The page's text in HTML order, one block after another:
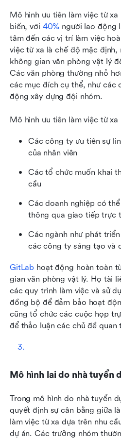
Mô hình ưu tiên làm việc từ
biến, với 40% người lao động
tâm đến các vị trí làm việc
việc từ xa là chế độ mặc
không gian văn phòng vật lý
Các văn phòng thường nhỏ
các mục đích cụ thể, như các
động xây dựng đội nhóm.
Mô hình ưu tiên làm việc từ
Các công ty ưu tiên sự
của nhân viên
Các tổ chức muốn khai
cầu
Các doanh nghiệp có
thông qua giao tiếp trực
Các ngành như phát
các công ty sáng tạo và
GitLab hoạt động hoàn toàn
gian văn phòng vật lý. Họ tài
các quy trình làm việc và sử
đồng bộ để đảm bảo hoạt
cũng tổ chức các cuộc họp
để thảo luận các chủ đề
Mô hình lai do nhà tuyển
Trong mô hình do nhà tuyển
quyết định sự cân bằng giữa
làm việc từ xa dựa trên nhu
dự án. Các trưởng nhóm